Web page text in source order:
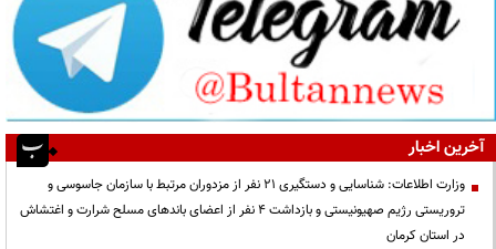
آخرین اخبار
وزارت اطلاعات: شناسایی و دستگیری ۲۱ نفر از مزدوران مرتبط با سازمان جاسوسی و
تروریستی رژیم صهیونیستی و بازداشت ۴ نفر از اعضای باندهای مسلح شرارت و اغتشاش
در استان کرمان